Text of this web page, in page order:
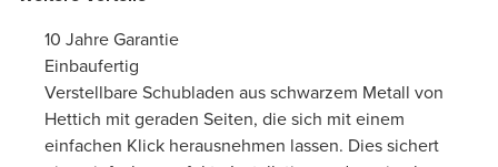
10 Jahre Garantie
Einbaufertig
Verstellbare Schubladen aus schwarzem Metall von
Hettich mit geraden Seiten, die sich mit einem
einfachen Klick herausnehmen lassen. Dies sichert